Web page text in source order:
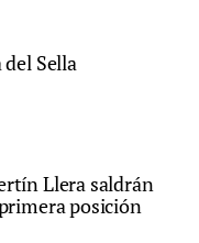
del Sella
Llera saldrán
posición